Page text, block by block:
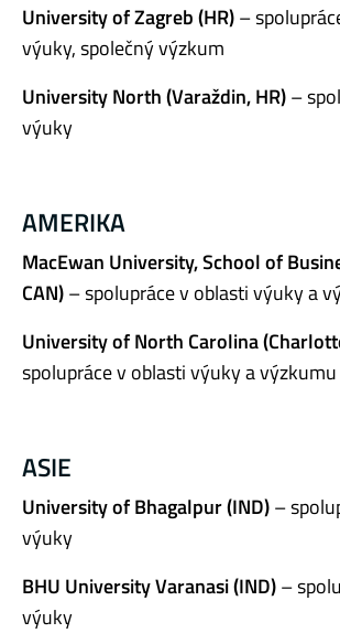
University of Zagreb (HR)–
výuky, společný výzkum
University North (Varaždin, HR)–
výuky
AMERIKA
MacEwan University, School of
CAN)– spolupráce v oblasti výuky a
University of North Carolina
spolupráce v oblasti výuky a výzkumu
ASIE
University of Bhagalpur (IND)–
výuky
BHU University Varanasi (IND)–
výuky